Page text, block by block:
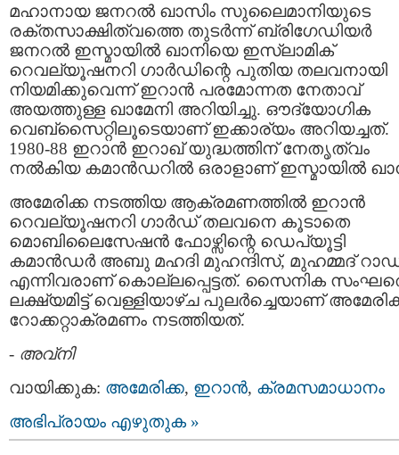
മഹാനായ ജനറല്‍ ഖാസിം സുലൈമാനിയുടെ
രക്തസാക്ഷിത്വത്തെ തുടര്‍ന്ന് ബ്രിഗേഡിയര്‍
ജനറല്‍ ഇസ്മായില്‍ ഖാനിയെ ഇസ്ലാമിക്
റെവല്യൂഷനറി ഗാര്‍ഡിന്റെ പുതിയ തലവനായി
നിയമിക്കുവെന്ന് ഇറാന്‍ പരമോന്നത നേതാവ്
അയത്തുള്ള ഖാമേനി അറിയിച്ചു. ഔദ്യോഗിക
വെബ്‌സൈറ്റിലൂടെയാണ് ഇക്കാര്യം അറിയച്ചത്.
1980-88 ഇറാന്‍ ഇറാഖ് യുദ്ധത്തിന് നേതൃത്വം
നല്‍കിയ കമാന്‍ഡറില്‍ ഒരാളാണ് ഇസ്മായില്‍
അമേരിക്ക നടത്തിയ ആക്രമണത്തില്‍ ഇറാന്‍
റെവല്യൂഷനറി ഗാര്‍ഡ് തലവനെ കൂടാതെ
മൊബിലൈസേഷന്‍ ഫോഴ്സിന്റെ ഡെപ്യൂട്ടി
കമാന്‍ഡര്‍ അബു മഹദി മുഹന്ദിസ്, മുഹമ്മദ്
എന്നിവരാണ് കൊല്ലപ്പെട്ടത്. സൈനിക
ലക്ഷ്യമിട്ട് വെള്ളിയാഴ്ച പുലര്‍ച്ചെയാണ്
റോക്കറ്റാക്രമണം നടത്തിയത്.
- അവ്നി
വായിക്കുക: അമേരിക്ക, ഇറാന്‍, ക്രമസമാധാനം
അഭിപ്രായം എഴുതുക »